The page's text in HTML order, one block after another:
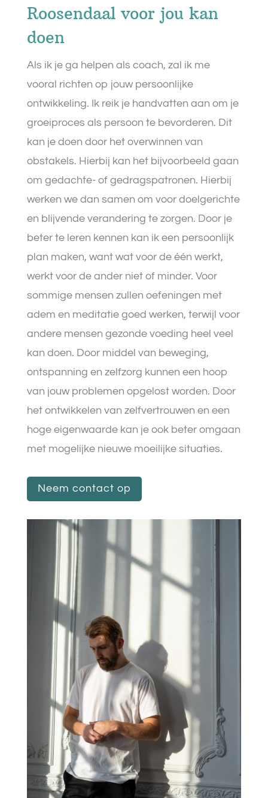
Roosendaal voor jou kan
doen
Als ik je ga helpen als coach, zal ik me
vooral richten op jouw persoonlijke
ontwikkeling. Ik reik je handvatten aan om je
groeiproces als persoon te bevorderen. Dit
kan je doen door het overwinnen van
obstakels. Hierbij kan het bijvoorbeeld gaan
om gedachte- of gedragspatronen. Hierbij
werken we dan samen om voor doelgerichte
en blijvende verandering te zorgen. Door je
beter te leren kennen kan ik een persoonlijk
plan maken, want wat voor de één werkt,
werkt voor de ander niet of minder. Voor
sommige mensen zullen oefeningen met
adem en meditatie goed werken, terwijl voor
andere mensen gezonde voeding heel veel
kan doen. Door middel van beweging,
ontspanning en zelfzorg kunnen een hoop
van jouw problemen opgelost worden. Door
het ontwikkelen van zelfvertrouwen en een
hoge eigenwaarde kan je ook beter omgaan
met mogelijke nieuwe moeilijke situaties.
Neem contact op